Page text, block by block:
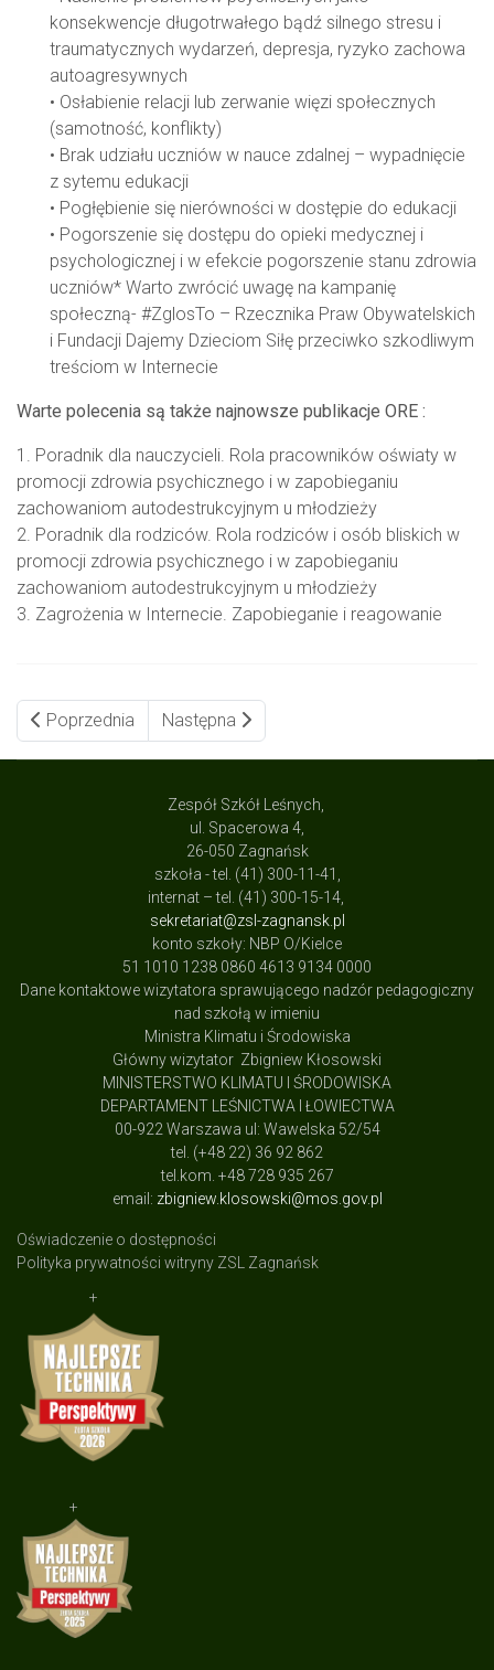
konsekwencje długotrwałego bądź silnego stresu i
traumatycznych wydarzeń, depresja, ryzyko zachowa
autoagresywnych
• Osłabienie relacji lub zerwanie więzi społecznych
(samotność, konflikty)
• Brak udziału uczniów w nauce zdalnej – wypadnięcie
z sytemu edukacji
• Pogłębienie się nierówności w dostępie do edukacji
• Pogorszenie się dostępu do opieki medycznej i
psychologicznej i w efekcie pogorszenie stanu zdrowia
uczniów* Warto zwrócić uwagę na kampanię
społeczną- #ZglosTo – Rzecznika Praw Obywatelskich
i Fundacji Dajemy Dzieciom Siłę przeciwko szkodliwym
treściom w Internecie
Warte polecenia są także najnowsze publikacje ORE :
1. Poradnik dla nauczycieli. Rola pracowników oświaty w
promocji zdrowia psychicznego i w zapobieganiu
zachowaniom autodestrukcyjnym u młodzieży
2. Poradnik dla rodziców. Rola rodziców i osób bliskich w
promocji zdrowia psychicznego i w zapobieganiu
zachowaniom autodestrukcyjnym u młodzieży
3. Zagrożenia w Internecie. Zapobieganie i reagowanie
Poprzednia Następna
Zespół Szkół Leśnych,
ul. Spacerowa 4,
26-050 Zagnańsk
szkoła - tel. (41) 300-11-41,
internat – tel. (41) 300-15-14,
sekretariat@zsl-zagnansk.pl
konto szkoły: NBP O/Kielce
51 1010 1238 0860 4613 9134 0000
Dane kontaktowe wizytatora sprawującego nadzór pedagogiczny
nad szkołą w imieniu
Ministra Klimatu i Środowiska
Główny wizytator Zbigniew Kłosowski
MINISTERSTWO KLIMATU I ŚRODOWISKA
DEPARTAMENT LEŚNICTWA I ŁOWIECTWA
00-922 Warszawa ul: Wawelska 52/54
tel. (+48 22) 36 92 862
tel.kom. +48 728 935 267
email: zbigniew.klosowski@mos.gov.pl
Oświadczenie o dostępności
Polityka prywatności witryny ZSL Zagnańsk
+
+